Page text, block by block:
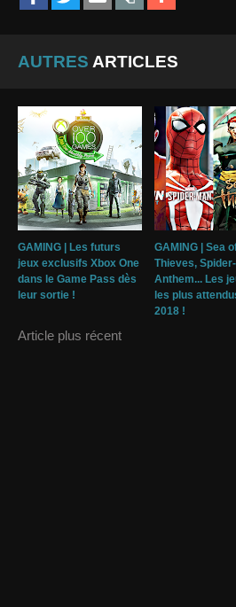
AUTRES ARTICLES
GAMING | Les futurs
jeux exclusifs Xbox One
dans le Game Pass dès
leur sortie !
GAMING | Sea
Thieves,
Anthem... Les
les plus
2018 !
Article plus récent